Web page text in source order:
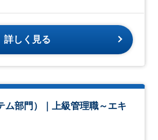
詳しく見る
ム部門）｜上級管理職～エキ